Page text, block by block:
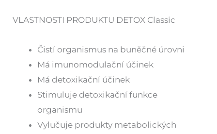
VLASTNOSTI PRODUKTU DETOX Classic
Čistí organismus na buněčné úrovni
Má imunomodulační účinek
Má detoxikační účinek
Stimuluje detoxikační funkce
organismu
Vylučuje produkty metabolických